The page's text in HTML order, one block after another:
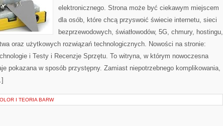
elektronicznego. Strona może być ciekawym miejscem
dla osób, które chcą przyswoić świecie internetu, sieci
bezprzewodowych, światłowodów, 5G, chmury, hostingu,
oraz użytkowych rozwiązań technologicznych. Nowości na stronie:
i Testy i Recenzje Sprzętu. To witryna, w którym nowoczesna
pokazana w sposób przystępny. Zamiast niepotrzebnego komplikowania,
I TEORIA BARW